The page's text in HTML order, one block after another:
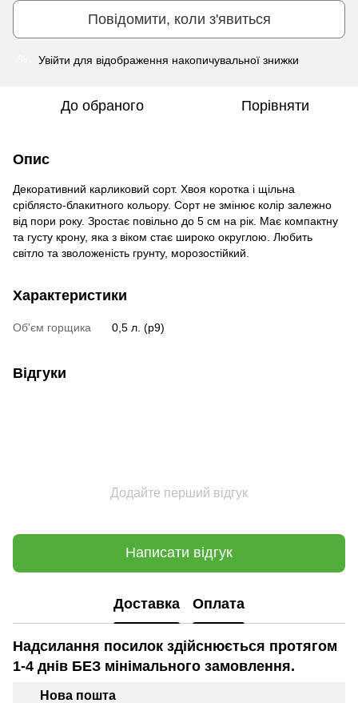
Повідомити, коли з'явиться
Увійти для відображення накопичувальної знижки
До обраного Порівняти
Опис
Декоративний карликовий сорт. Хвоя коротка і щільна
сріблясто-блакитного кольору. Сорт не змінює колір залежно
від пори року. Зростає повільно до 5 см на рік. Має компактну
та густу крону, яка з віком стає широко округлою. Любить
світло та зволоженість грунту, морозостійкий.
Характеристики
Об'єм горщика 0,5 л. (p9)
Відгуки
Додайте перший відгук
Написати відгук
Доставка Оплата
Надсилання посилок здійснюється протягом
1-4 днів БЕЗ мінімального замовлення.
Нова пошта